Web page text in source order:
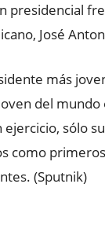
presidencial
José
más
del
ejercicio, sólo
como
(Sputnik)